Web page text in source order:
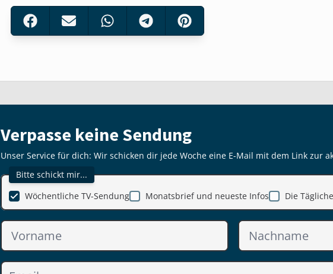
Verpasse keine Sendung
Unser Service für dich: Wir schicken dir jede Woche eine E-Mail mit dem Link zur
Bitte schickt mir...
Monatsbrief und neueste Infos
Die
Wöchentliche TV-Sendung